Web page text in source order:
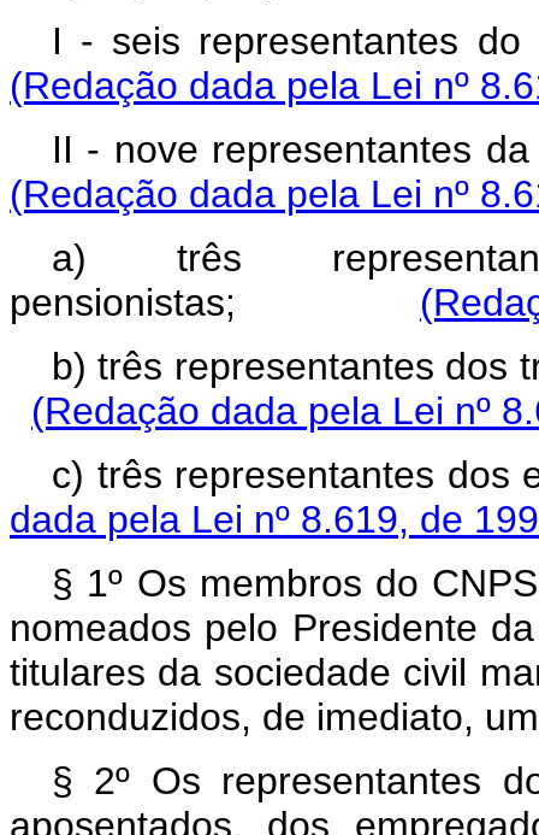
I - seis
(Redação dada pela Lei nº
II - nove
(Redação dada pela Lei nº
a) três
pensionistas;
b) três representantes
(Redação dada pela Lei nº
c) três
dada pela Lei nº 8.619, de
§ 1º Os membros do
nomeados pelo Presidente
titulares da sociedade civil
reconduzidos, de imediato,
§ 2º Os representantes
aposentados, dos